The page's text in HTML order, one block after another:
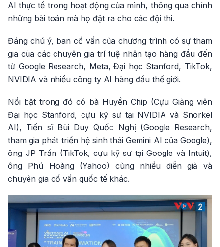
AI thực tế trong hoạt động của mình, thông qua chính
những bài toán mà họ đặt ra cho các đội thi.
Đáng chú ý, ban cố vấn của chương trình có sự tham
gia của các chuyên gia trí tuệ nhân tạo hàng đầu đến
từ Google Research, Meta, Đại học Stanford, TikTok,
NVIDIA và nhiều công ty AI hàng đầu thế giới.
Nổi bật trong đó có bà Huyền Chip (Cựu Giảng viên
Đại học Stanford, cựu kỹ sư tại NVIDIA và Snorkel
AI), Tiến sĩ Bùi Duy Quốc Nghị (Google Research,
tham gia phát triển hệ sinh thái Gemini AI của Google),
ông JP Trần (TikTok, cựu kỹ sư tại Google và Intuit),
ông Phú Hoàng (Yahoo) cùng nhiều diễn giả và
chuyên gia cố vấn quốc tế khác.